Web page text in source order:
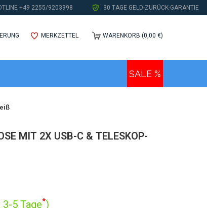
+49 2255/9203998 30 TAGE GELD-ZURÜCK-GARANTIE
MERKZETTEL WARENKORB (0,00 €)
SALE %
MIT 2X USB-C & TELESKOP-
5 Tage*)